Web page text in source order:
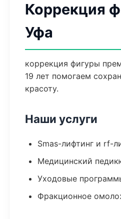
Коррекция
Уфа
коррекция фигуры
19 лет помогаем
красоту.
Наши услуги
Smas-лифтинг и rf-
Медицинский
Уходовые
Фракционное